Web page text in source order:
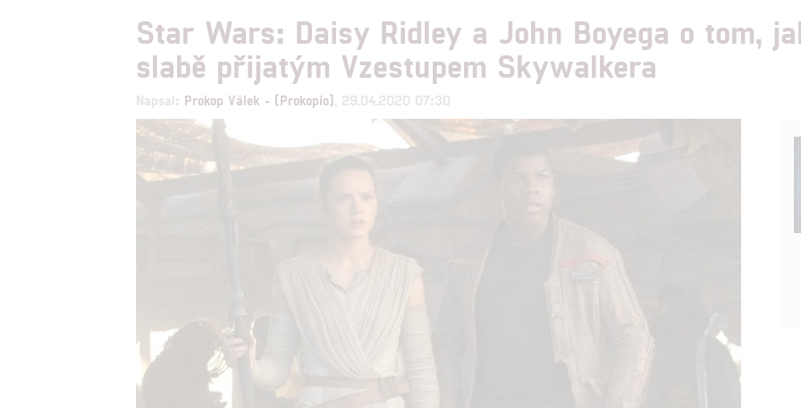
Star Wars: Daisy Ridley a John Boyega o tom,
slabě přijatým Vzestupem Skywalkera
Napsal: Prokop Válek - (Prokopio) , 29.04.2020 07:30